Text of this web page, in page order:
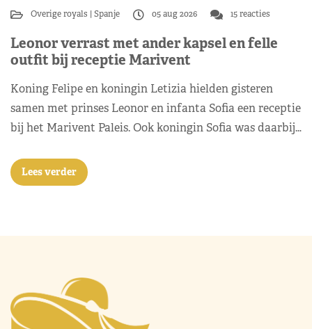
Overige royals Spanje 05 aug 2026 15 reacties
Leonor verrast met ander kapsel en felle
outfit bij receptie Marivent
Koning Felipe en koningin Letizia hielden gisteren
samen met prinses Leonor en infanta Sofia een receptie
bij het Marivent Paleis. Ook koningin Sofia was daarbij…
Lees verder